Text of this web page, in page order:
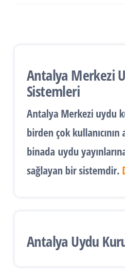
Antalya Merkezi
Sistemleri
Antalya Merkezi uydu
birden çok kullanıcının
binada uydu
sağlayan bir sistemdir.
Antalya Uydu